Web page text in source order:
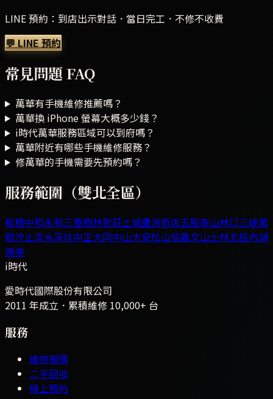
LINE 預約：到店出示對話．當日完工．不修不收費
💬 LINE 預約
常見問題 FAQ
萬華有手機維修推薦嗎？
萬華換 iPhone 螢幕大概多少錢？
i時代萬華服務區域可以到府嗎？
萬華附近有哪些手機維修服務？
修萬華的手機需要先預約嗎？
服務範圍（雙北全區）
板橋中和永和三重樹林新莊土城蘆洲新店五股泰山林口三峽鶯
歌汐止淡水深坑中正大同中山大安松山信義文山士林北投內湖
南港
i時代
愛時代國際股份有限公司
2011 年成立．累積維修 10,000+ 台
服務
維修報價
二手回收
線上預約